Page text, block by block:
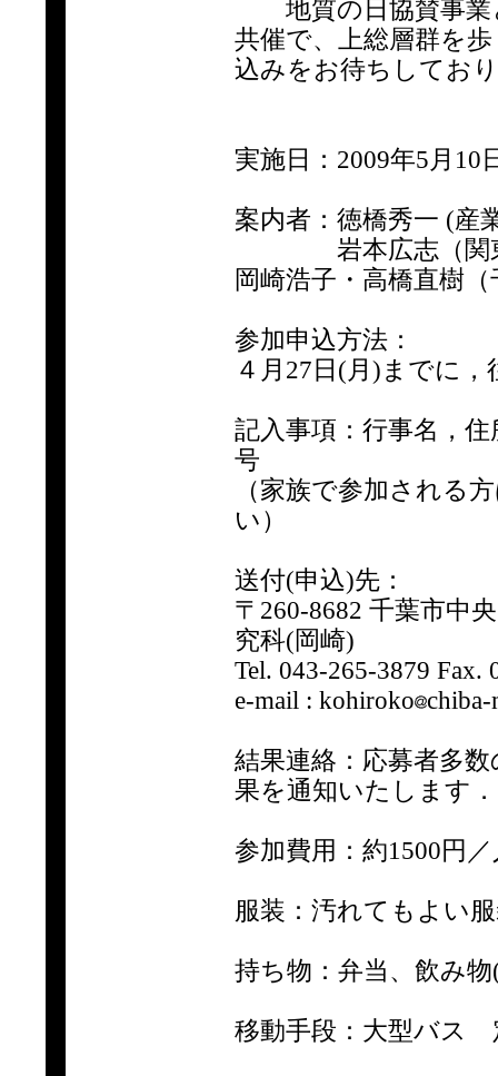
地質の日協賛事業
共催で、上総層群を
込みをお待ちしてお
実施日：2009年5月10
案内者：徳橋秀一 (産
岩本広志（関東
岡崎浩子・高橋直樹
参加申込方法：
４月27日(月)までに，
記入事項：行事名，
号
（家族で参加される
い）
送付(申込)先：
〒260-8682 千葉市中
究科(岡崎)
Tel. 043-265-3879
e-mail : kohiroko chiba-
結果連絡：応募者多
果を通知いたします．
参加費用：約1500円／
服装：汚れてもよい
持ち物：弁当、飲み
移動手段：大型バス